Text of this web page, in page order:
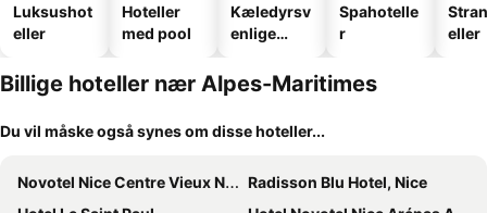
Luksushot
eller
Hoteller
med pool
Kæledyrsv
enlige
Spahotelle
r
eller
Billige hoteller nær Alpes-Maritimes
Du vil måske også synes om disse hoteller...
Novotel Nice Centre Vieux Nice
Radisson Blu Hotel, Nice